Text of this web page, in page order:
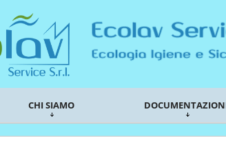
CHI SIAMO